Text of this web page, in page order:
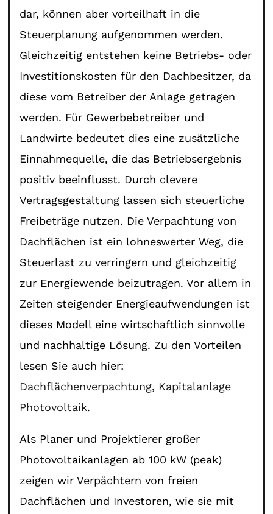
dar, können aber vorteilhaft in die
Steuerplanung aufgenommen werden.
Gleichzeitig entstehen keine Betriebs- oder
Investitionskosten für den Dachbesitzer, da
diese vom Betreiber der Anlage getragen
werden. Für Gewerbebetreiber und
Landwirte bedeutet dies eine zusätzliche
Einnahmequelle, die das Betriebsergebnis
positiv beeinflusst. Durch clevere
Vertragsgestaltung lassen sich steuerliche
Freibeträge nutzen. Die Verpachtung von
Dachflächen ist ein lohneswerter Weg, die
Steuerlast zu verringern und gleichzeitig
zur Energiewende beizutragen. Vor allem in
Zeiten steigender Energieaufwendungen ist
dieses Modell eine wirtschaftlich sinnvolle
und nachhaltige Lösung. Zu den Vorteilen
lesen Sie auch hier:
Dachflächenverpachtung, Kapitalanlage
Photovoltaik.
Als Planer und Projektierer großer
Photovoltaikanlagen ab 100 kW (peak)
zeigen wir Verpächtern von freien
Dachflächen und Investoren, wie sie mit